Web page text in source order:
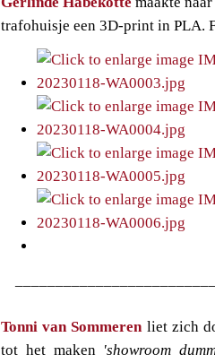
trafohuisje een 3D-print in PLA.
Tonni van Sommeren liet zich
tot het maken'showroom